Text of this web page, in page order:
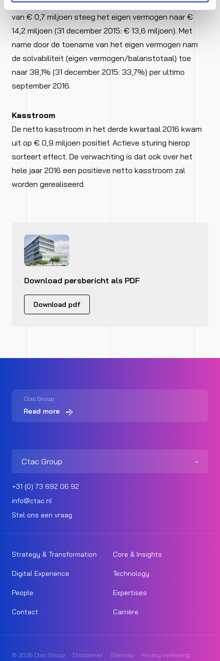
Rekening houdend met de dividendbetaling over 2015
van € 0,7 miljoen steeg het eigen vermogen naar €
14,2 miljoen (31 december 2015: € 13,6 miljoen). Met
name door de toename van het eigen vermogen nam
de solvabiliteit (eigen vermogen/balanstotaal) toe
naar 38,1% (31 december 2015: 33,7%) per ultimo
september 2016.
Kasstroom
De netto kasstroom in het derde kwartaal 2016 kwam
uit op € 0,9 miljoen positief. Actieve sturing hierop
sorteert effect. De verwachting is dat ook over het
hele jaar 2016 een positieve netto kasstroom zal
worden gerealiseerd.
Download persbericht als PDF
Download pdf
Ctac Group
Read more
Ctac Group
+31 (0) 73 692 06 92
info@ctac.nl
Stel ons een vraag
Strategy & Transformation Core & Insights
Digital Experience Technology
People Expertises
Contact Carrière
© 2026 Ctac Group Disclaimer Sitemap Privacy verklaring